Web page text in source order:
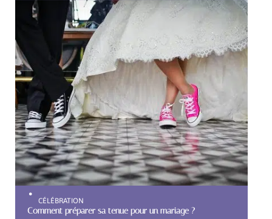
CÉLÉBRATION
Comment préparer sa tenue pour un mariage ?